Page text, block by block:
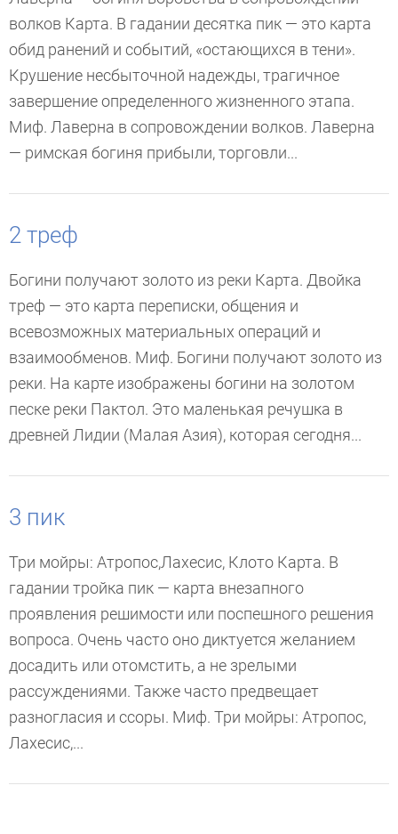
волков Карта. В гадании десятка пик — это карта
обид ранений и событий, «остающихся в тени».
Крушение несбыточной надежды, трагичное
завершение определенного жизненного этапа.
Миф. Лаверна в сопровождении волков. Лаверна
— римская богиня прибыли, торговли...
2 треф
Богини получают золото из реки Карта. Двойка
треф — это карта переписки, общения и
всевозможных материальных операций и
взаимообменов. Миф. Богини получают золото из
реки. На карте изображены богини на золотом
песке реки Пактол. Это маленькая речушка в
древней Лидии (Малая Азия), которая сегодня...
3 пик
Три мойры: Атропос,Лахесис, Клото Карта. В
гадании тройка пик — карта внезапного
проявления решимости или поспешного решения
вопроса. Очень часто оно диктуется желанием
досадить или отомстить, а не зрелыми
рассуждениями. Также часто предвещает
разногласия и ссоры. Миф. Три мойры: Атропос,
Лахесис,...